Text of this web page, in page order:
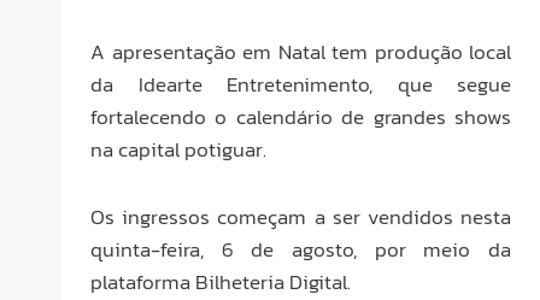
A apresentação em Natal tem produção local
da Idearte Entretenimento, que segue
fortalecendo o calendário de grandes shows
na capital potiguar.
Os ingressos começam a ser vendidos nesta
quinta-feira, 6 de agosto, por meio da
plataforma Bilheteria Digital.